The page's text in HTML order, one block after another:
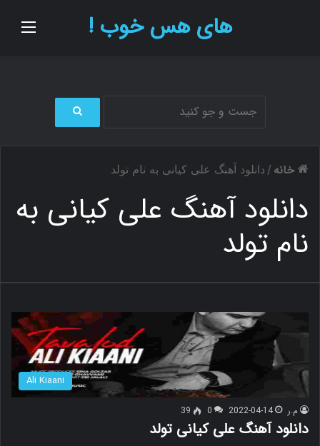
های هس خوب !
ج
ب
ر
خانه / دانلود آهنگ علی کیانی به نام تولد
دانلود آهنگ علی کیانی به
نام تولد
Ali Kiaani
م.ر 2022-04-14
0
39
دانلود آهنگ علی کیانی تولد